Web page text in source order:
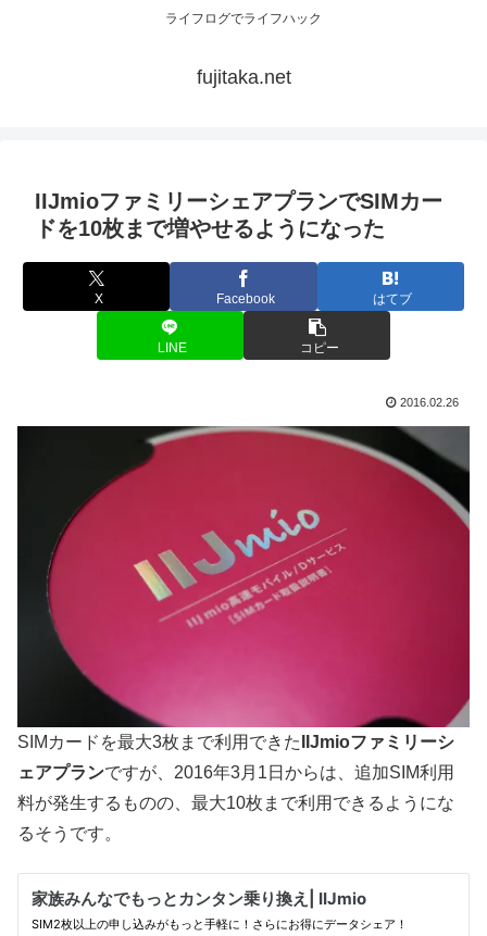
ライフログでライフハック
fujitaka.net
IIJmioファミリーシェアプランでSIMカー
ドを10枚まで増やせるようになった
X Facebook はてブ
LINE コピー
2016.02.26
SIMカードを最大3枚まで利用できた IIJmioファミリーシ
ェアプランですが、2016年3月1日からは、追加SIM利用
料が発生するものの、最大10枚まで利用できるようにな
るそうです。